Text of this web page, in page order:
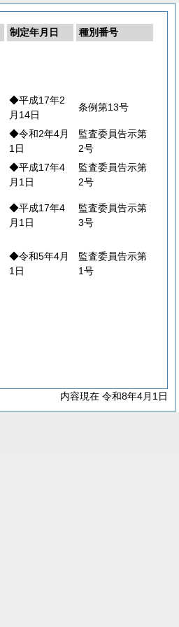
制定年月日
種別番号
◆平成17年2
月14日
条例第13号
◆令和2年4月
1日
監査委員告示第
2号
◆平成17年4
月1日
監査委員告示第
2号
◆平成17年4
月1日
監査委員告示第
3号
◆令和5年4月
1日
監査委員告示第
1号
内容現在 令和8年4月1日